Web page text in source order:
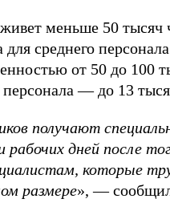
меньше 50
среднего
от 50 до 100
персонала — до 13
получают
рабочих дней после
которые
размере», —